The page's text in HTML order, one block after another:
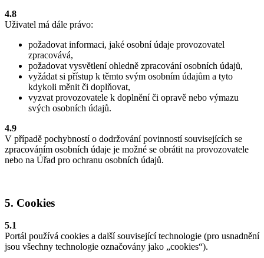
4.8
Uživatel má dále právo:
požadovat informaci, jaké osobní údaje provozovatel
zpracovává,
požadovat vysvětlení ohledně zpracování osobních údajů,
vyžádat si přístup k těmto svým osobním údajům a tyto
kdykoli měnit či doplňovat,
vyzvat provozovatele k doplnění či opravě nebo výmazu
svých osobních údajů.
4.9
V případě pochybností o dodržování povinností souvisejících se
zpracováním osobních údaje je možné se obrátit na provozovatele
nebo na Úřad pro ochranu osobních údajů.
5. Cookies
5.1
Portál používá cookies a další související technologie (pro usnadnění
jsou všechny technologie označovány jako „cookies“).